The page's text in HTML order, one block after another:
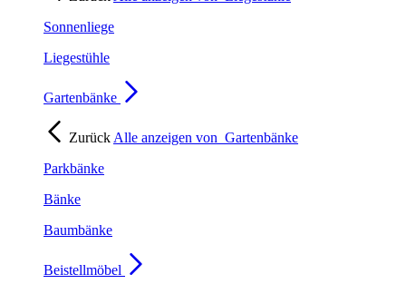
Sonnenliege
Liegestühle
Gartenbänke
Zurück Alle anzeigen von Gartenbänke
Parkbänke
Bänke
Baumbänke
Beistellmöbel